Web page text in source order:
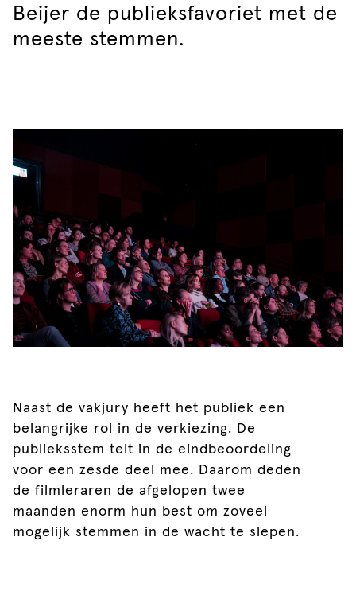
Beijer de publieksfavoriet met de
meeste stemmen.
Naast de vakjury heeft het publiek een
belangrijke rol in de verkiezing. De
publieksstem telt in de eindbeoordeling
voor een zesde deel mee. Daarom deden
de filmleraren de afgelopen twee
maanden enorm hun best om zoveel
mogelijk stemmen in de wacht te slepen.